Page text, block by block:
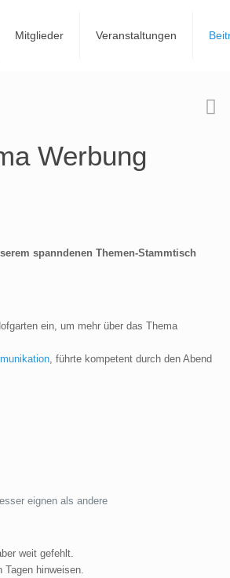
Mitglieder Veranstaltungen
Werbung
spanndenen Themen-Stammtisch
ein, um mehr über das Thema
, führte kompetent durch den Abend
eignen als andere
weit gefehlt.
hinweisen.